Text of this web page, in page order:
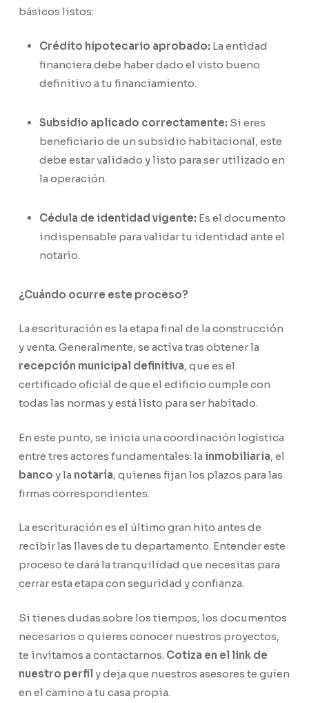
básicos listos:
Crédito hipotecario aprobado: La entidad
financiera debe haber dado el visto bueno
definitivo a tu financiamiento.
Subsidio aplicado correctamente: Si eres
beneficiario de un subsidio habitacional, este
debe estar validado y listo para ser utilizado en
la operación.
Cédula de identidad vigente: Es el documento
indispensable para validar tu identidad ante el
notario.
¿Cuándo ocurre este proceso?
La escrituración es la etapa final de la construcción
y venta. Generalmente, se activa tras obtener la
recepción municipal definitiva, que es el
certificado oficial de que el edificio cumple con
todas las normas y está listo para ser habitado.
En este punto, se inicia una coordinación logística
entre tres actores fundamentales: la inmobiliaria, el
banco y la notaría, quienes fijan los plazos para las
firmas correspondientes.
La escrituración es el último gran hito antes de
recibir las llaves de tu departamento. Entender este
proceso te dará la tranquilidad que necesitas para
cerrar esta etapa con seguridad y confianza.
Si tienes dudas sobre los tiempos, los documentos
necesarios o quieres conocer nuestros proyectos,
te invitamos a contactarnos. Cotiza en el link de
nuestro perfily deja que nuestros asesores te guíen
en el camino a tu casa propia.